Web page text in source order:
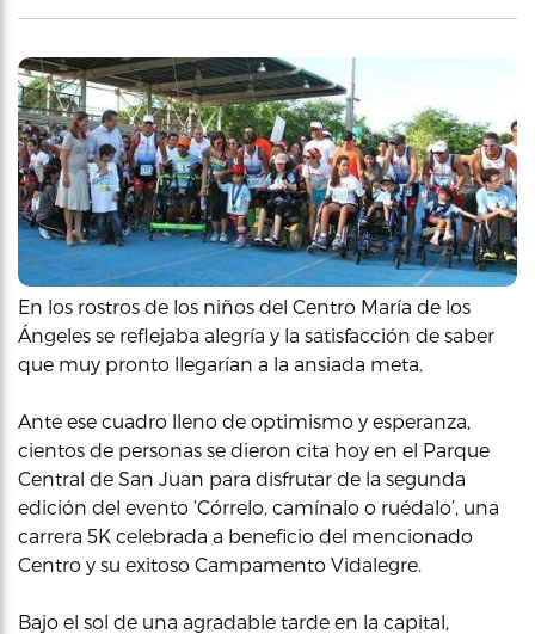
En los rostros de los niños del Centro María de los
Ángeles se reflejaba alegría y la satisfacción de saber
que muy pronto llegarían a la ansiada meta.
Ante ese cuadro lleno de optimismo y esperanza,
cientos de personas se dieron cita hoy en el Parque
Central de San Juan para disfrutar de la segunda
edición del evento ‘Córrelo, camínalo o ruédalo’, una
carrera 5K celebrada a beneficio del mencionado
Centro y su exitoso Campamento Vidalegre.
Bajo el sol de una agradable tarde en la capital,